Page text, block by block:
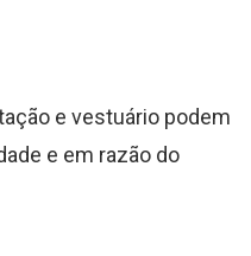
e vestuário podem
e em razão do